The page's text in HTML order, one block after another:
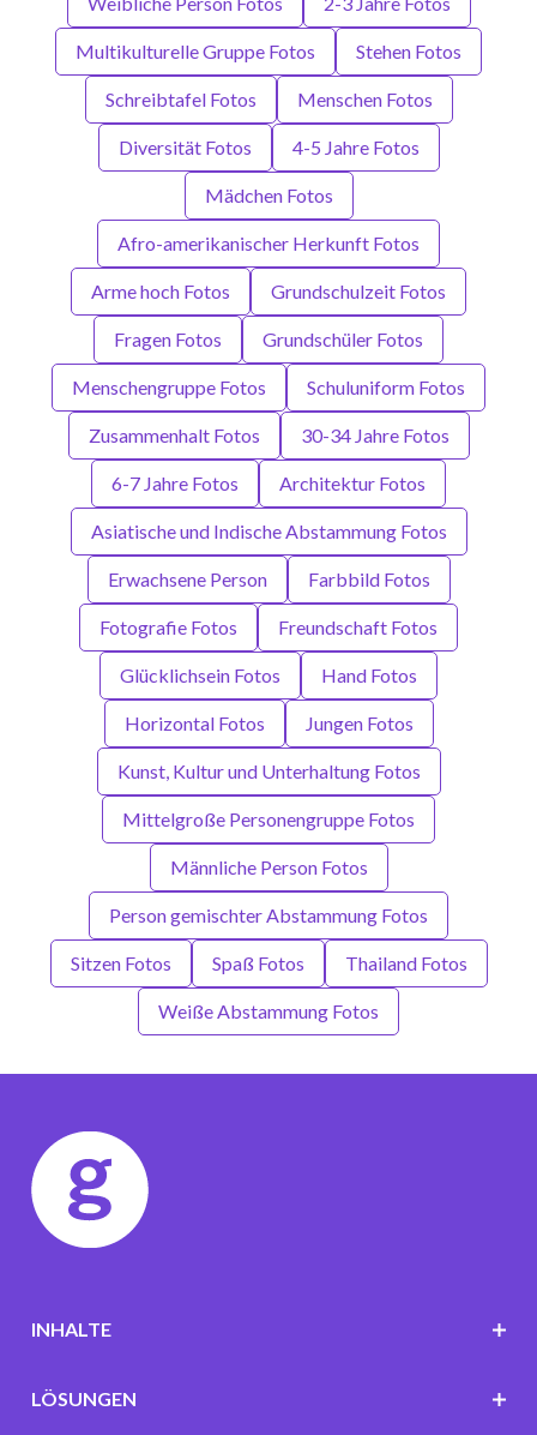
Multikulturelle Gruppe Fotos Stehen Fotos
Schreibtafel Fotos Menschen Fotos
Diversität Fotos 4-5 Jahre Fotos
Mädchen Fotos
Afro-amerikanischer Herkunft Fotos
Arme hoch Fotos Grundschulzeit Fotos
Fragen Fotos Grundschüler Fotos
Menschengruppe Fotos Schuluniform Fotos
Zusammenhalt Fotos 30-34 Jahre Fotos
6-7 Jahre Fotos Architektur Fotos
Asiatische und Indische Abstammung Fotos
Erwachsene Person Farbbild Fotos
Fotografie Fotos Freundschaft Fotos
Glücklichsein Fotos Hand Fotos
Horizontal Fotos Jungen Fotos
Kunst, Kultur und Unterhaltung Fotos
Mittelgroße Personengruppe Fotos
Männliche Person Fotos
Person gemischter Abstammung Fotos
Sitzen Fotos Spaß Fotos Thailand Fotos
Weiße Abstammung Fotos
INHALTE
LÖSUNGEN